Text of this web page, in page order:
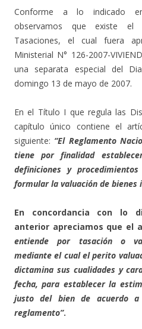
Conforme a lo indicado
observamos que existe el
Tasaciones, el cual fuera
Ministerial N° 126-2007-
una separata especial del
domingo 13 de mayo de 2007.
En el Título I que regula las
capítulo único contiene el
siguiente: “El Reglamento
tiene por finalidad
definiciones y
formular la valuación de bienes
En concordancia con lo
anterior apreciamos que el
entiende por tasación o
mediante el cual el perito
dictamina sus cualidades y
fecha, para establecer la
justo del bien de acuerdo
reglamento”.